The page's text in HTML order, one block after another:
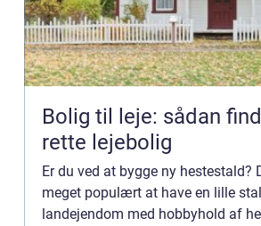
Bolig til leje: sådan
rette lejebolig
Er du ved at bygge ny hestestald?
meget populært at have en lille
landejendom med hobbyhold af